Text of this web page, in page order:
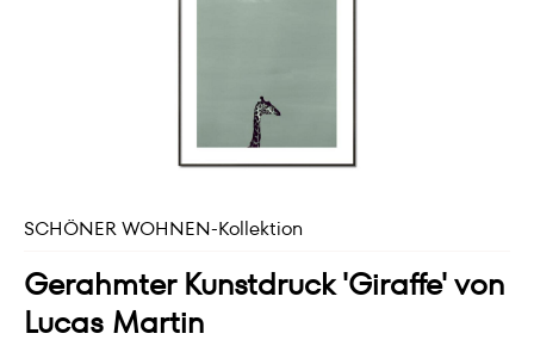
SCHÖNER WOHNEN-Kollektion
Gerahmter Kunstdruck 'Giraffe' von
Lucas Martin